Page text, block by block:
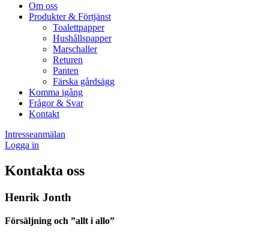
Om oss
Produkter & Förtjänst
Toalettpapper
Hushållspapper
Marschaller
Returen
Panten
Färska gårdsägg
Komma igång
Frågor & Svar
Kontakt
Intresseanmälan
Logga in
Kontakta oss
Henrik Jonth
Försäljning och ”allt i allo”